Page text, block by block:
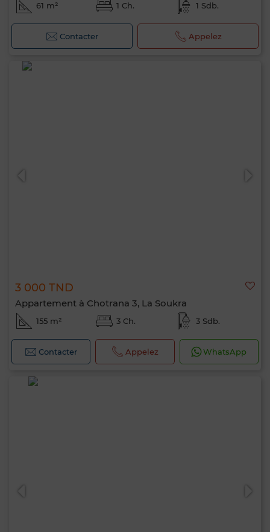
61 m² 1 Ch. 1 Sdb.
Contacter Appelez
3 000 TND
Appartement à Chotrana 3, La Soukra
155 m² 3 Ch. 3 Sdb.
Contacter Appelez WhatsApp